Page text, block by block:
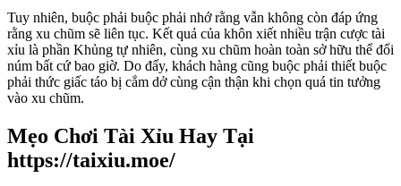
Tuy nhiên, buộc phải buộc phải nhớ rằng vẫn không còn đáp ứng
rằng xu chũm sẽ liên tục. Kết quả của khôn xiết nhiều trận cược tài
xỉu là phần Khủng tự nhiên, cùng xu chũm hoàn toàn sở hữu thể đổi
núm bất cứ bao giờ. Do đấy, khách hàng cũng buộc phải thiết buộc
phải thức giấc táo bị cắm dở cùng cận thận khi chọn quá tin tưởng
vào xu chũm.
Mẹo Chơi Tài Xỉu Hay Tại
https://taixiu.moe/